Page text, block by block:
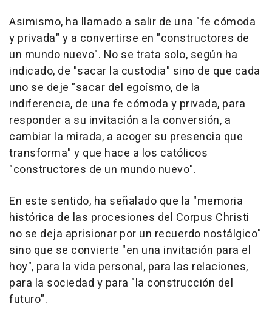
Asimismo, ha llamado a salir de una "fe cómoda
y privada" y a convertirse en "constructores de
un mundo nuevo". No se trata solo, según ha
indicado, de "sacar la custodia" sino de que cada
uno se deje "sacar del egoísmo, de la
indiferencia, de una fe cómoda y privada, para
responder a su invitación a la conversión, a
cambiar la mirada, a acoger su presencia que
transforma" y que hace a los católicos
"constructores de un mundo nuevo".
En este sentido, ha señalado que la "memoria
histórica de las procesiones del Corpus Christi
no se deja aprisionar por un recuerdo nostálgico"
sino que se convierte "en una invitación para el
hoy", para la vida personal, para las relaciones,
para la sociedad y para "la construcción del
futuro".